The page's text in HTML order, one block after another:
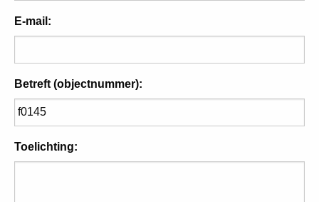
E-mail:
Betreft (objectnummer):
Toelichting: